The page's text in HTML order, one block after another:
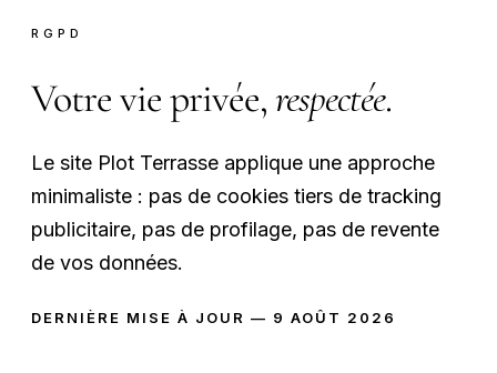
RGPD
Votre vie privée,respectée.
Le site Plot Terrasse applique une approche
minimaliste : pas de cookies tiers de tracking
publicitaire, pas de profilage, pas de revente
de vos données.
DERNIÈRE MISE À JOUR — 9 AOÛT 2026